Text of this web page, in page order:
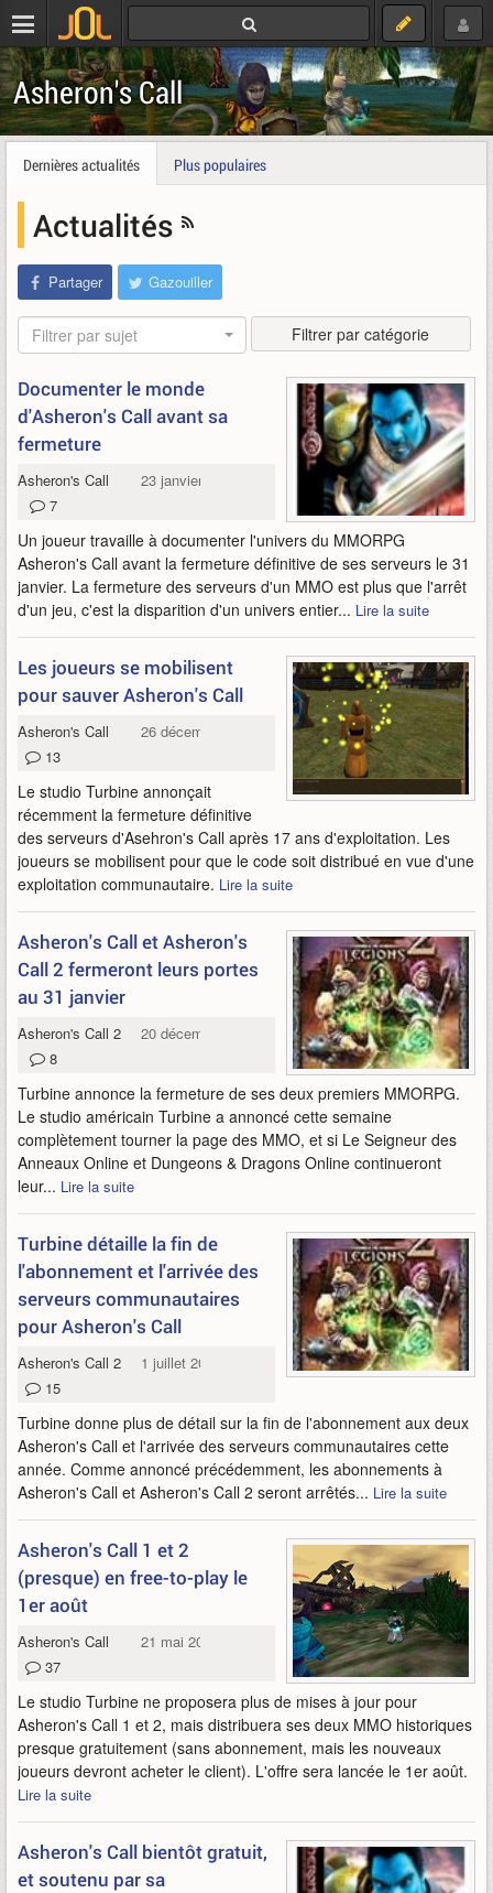
Asheron's Call
Dernières actualités Plus populaires
Actualités
Partager Gazouiller
Filtrer par sujet Filtrer par catégorie
Documenter le monde
d'Asheron's Call avant sa
fermeture
Asheron's Call
23 janvier 2017
7
Un joueur travaille à documenter l'univers du MMORPG
Asheron's Call avant la fermeture définitive de ses serveurs le 31
janvier. La fermeture des serveurs d'un MMO est plus que l'arrêt
d'un jeu, c'est la disparition d'un univers entier... Lire la suite
Les joueurs se mobilisent
pour sauver Asheron's Call
Asheron's Call
26 décembre 2016
13
Le studio Turbine annonçait
récemment la fermeture définitive
des serveurs d'Asehron's Call après 17 ans d'exploitation. Les
joueurs se mobilisent pour que le code soit distribué en vue d'une
exploitation communautaire. Lire la suite
Asheron's Call et Asheron's
Call 2 fermeront leurs portes
au 31 janvier
Asheron's Call 2
20 décembre 2016
8
Turbine annonce la fermeture de ses deux premiers MMORPG.
Le studio américain Turbine a annoncé cette semaine
complètement tourner la page des MMO, et si Le Seigneur des
Anneaux Online et Dungeons & Dragons Online continueront
leur... Lire la suite
Turbine détaille la fin de
l'abonnement et l'arrivée des
serveurs communautaires
pour Asheron's Call
Asheron's Call 2
1 juillet 2014
15
Turbine donne plus de détail sur la fin de l'abonnement aux deux
Asheron's Call et l'arrivée des serveurs communautaires cette
année. Comme annoncé précédemment, les abonnements à
Asheron's Call et Asheron's Call 2 seront arrêtés... Lire la suite
Asheron's Call 1 et 2
(presque) en free-to-play le
1er août
Asheron's Call
21 mai 2014
37
Le studio Turbine ne proposera plus de mises à jour pour
Asheron's Call 1 et 2, mais distribuera ses deux MMO historiques
presque gratuitement (sans abonnement, mais les nouveaux
joueurs devront acheter le client). L'offre sera lancée le 1er août.
Lire la suite
Asheron's Call bientôt gratuit,
et soutenu par sa